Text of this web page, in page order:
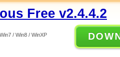
Free v2.4.4.2
/ Win8 / WinXP